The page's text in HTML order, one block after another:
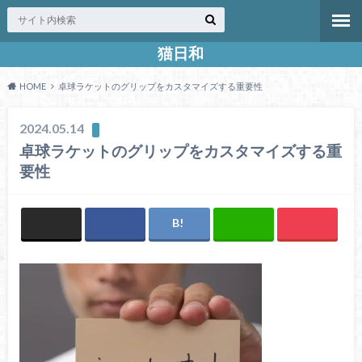
猫日和
HOME 卓球ラケットのグリップをカスタマイズする重要性
2024.05.14
卓球ラケットのグリップをカスタマイズする重
要性